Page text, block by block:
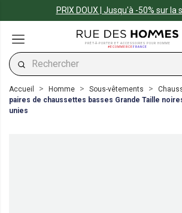
PRIX DOUX | Jusqu'à -50% sur la
PRÊT-À-PORTER ET ACCESSOIRES POUR HOMME
#ECOMMERCEFRANCE
Accueil Homme Sous-vêtements
paires de chaussettes basses Grande Taille
unies